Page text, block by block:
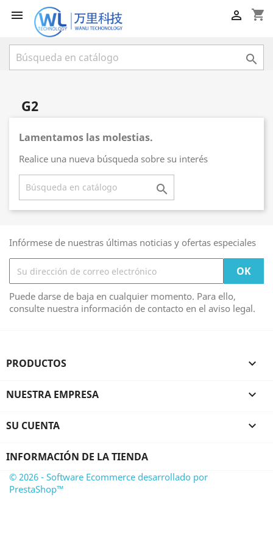
 shopping_cart


G2
Lamentamos las molestias.
Realice una nueva búsqueda sobre su interés

Infórmese de nuestras últimas noticias y ofertas especiales
Puede darse de baja en cualquier momento. Para ello,
consulte nuestra información de contacto en el aviso legal.
PRODUCTOS 
NUESTRA EMPRESA 
SU CUENTA 
INFORMACIÓN DE LA TIENDA
© 2026 - Software Ecommerce desarrollado por
PrestaShop™